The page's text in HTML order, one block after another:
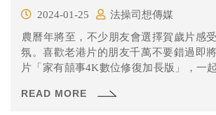
2024-01-25
法操司想傳媒
農曆年將至，不少朋友會選擇賀歲片感
氛。喜歡老港片的朋友千萬不要錯過即
片「家有囍事4K數位修復加長版」，一
READ MORE